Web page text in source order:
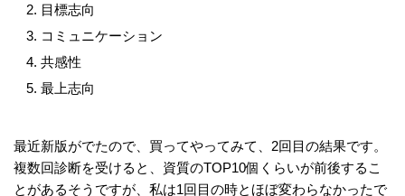
目標志向
コミュニケーション
共感性
最上志向
最近新版がでたので、買ってやってみて、2回目の結果です。
複数回診断を受けると、資質のTOP10個くらいが前後するこ
とがあるそうですが、私は1回目の時とほぼ変わらなかったで